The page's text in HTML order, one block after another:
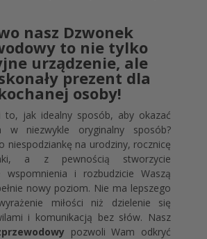
nasz Dzwonek
to nie tylko
urządzenie, ale
prezent dla
osoby!
to, jak idealny sposób, aby okazać
w niezwykle oryginalny sposób?
niespodziankę na urodziny, rocznicę
a z pewnością stworzycie
wspomnienia i rozbudzicie Waszą
nowy poziom. Nie ma lepszego
miłości niż dzielenie się
i komunikacją bez słów. Nasz
pozwoli Wam odkryć